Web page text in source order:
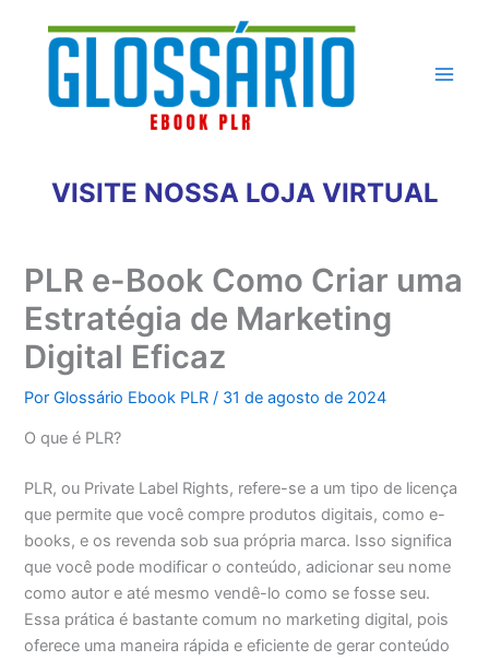
conteúdo
VISITE NOSSA LOJA VIRTUAL
PLR e-Book Como Criar uma
Estratégia de Marketing
Digital Eficaz
PorGlossário Ebook PLR/ 31 de agosto de 2024
O que é PLR?
PLR, ou Private Label Rights, refere-se a um tipo de licença
que permite que você compre produtos digitais, como e-
books, e os revenda sob sua própria marca. Isso significa
que você pode modificar o conteúdo, adicionar seu nome
como autor e até mesmo vendê-lo como se fosse seu.
Essa prática é bastante comum no marketing digital, pois
oferece uma maneira rápida e eficiente de gerar conteúdo